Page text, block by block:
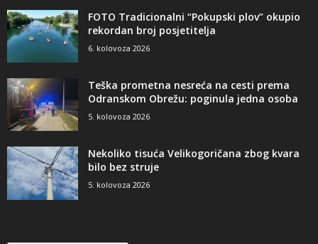
FOTO Tradicionalni “Pokupski plov” okupio
rekordan broj posjetitelja
6. kolovoza 2026
Teška prometna nesreća na cesti prema
Odranskom Obrežu: poginula jedna osoba
5. kolovoza 2026
Nekoliko tisuća Velikogoričana zbog kvara
bilo bez struje
5. kolovoza 2026